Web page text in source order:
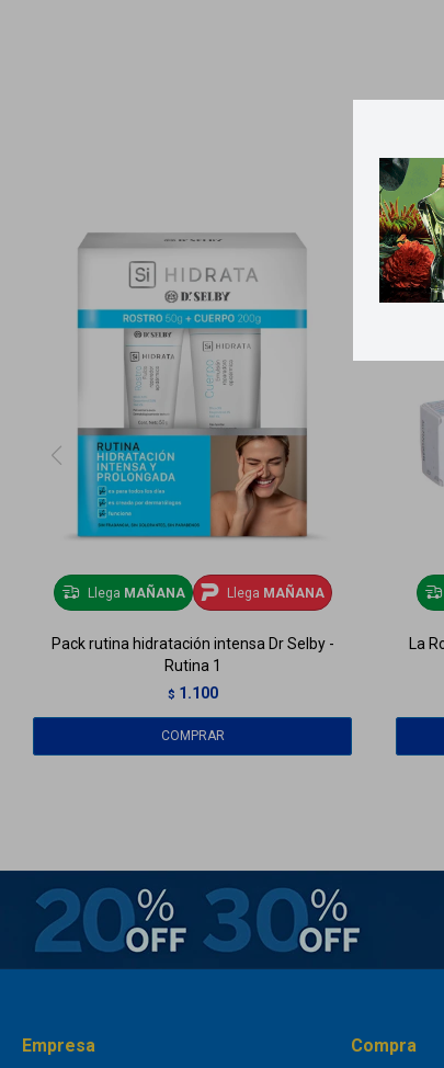
Llega MAÑANA Llega MAÑANA
Pack rutina hidratación intensa Dr Selby -
Rutina 1
$ 1.100
La
Empresa Compra